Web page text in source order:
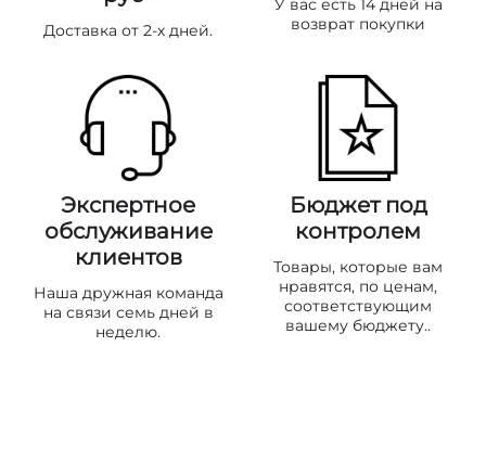
Доставка от 2-х дней.
возврат покупки
Экспертное
обслуживание
клиентов
Наша дружная команда
на связи семь дней в
неделю.
Бюджет под
контролем
Товары, которые вам
нравятся, по ценам,
соответствующим
вашему бюджету..